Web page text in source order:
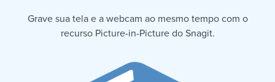
Grave sua tela e a webcam ao mesmo tempo com o
recurso Picture-in-Picture do Snagit.